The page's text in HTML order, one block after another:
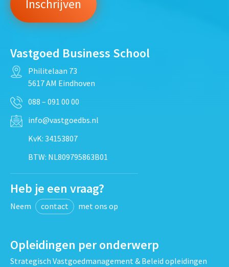
Vastgoed Business School
Philitelaan 73
5617 AM Eindhoven
088 – 091 00 00
info@vastgoedbs.nl
KvK: 34153807
BTW: NL809795863B01
Heb je een vraag?
Neem contact met ons op
Opleidingen per onderwerp
Strategisch Vastgoedmanagement & Beleid opleidingen